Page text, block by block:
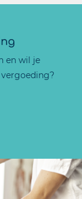
en wil je